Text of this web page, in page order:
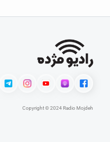
Copyright © 2024 Radio Mojdeh